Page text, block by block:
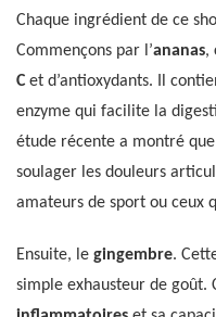
Chaque ingrédient de ce
Commençons par l’ananas,
C et d’antioxydants. Il
enzyme qui facilite la
étude récente a montré
soulager les douleurs
amateurs de sport ou ceux
Ensuite, le gingembre.
simple exhausteur de goût.